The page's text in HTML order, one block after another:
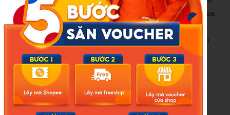
cùng dưa hành muối hoặc các loại dưa món, dưa muối chua
để giải ngấy, kích thích tiêu hóa. Ngoài ra, một số người
cũng thích ăn bánh chưng rán với tương ớt để tăng độ hấp
dẫn.
Nguồn:https://giaitri.thoibaovhnt.com.vn/meo-ran-banh-
chung-gion-ngon-khong-ngam-dau-mo-984013.html